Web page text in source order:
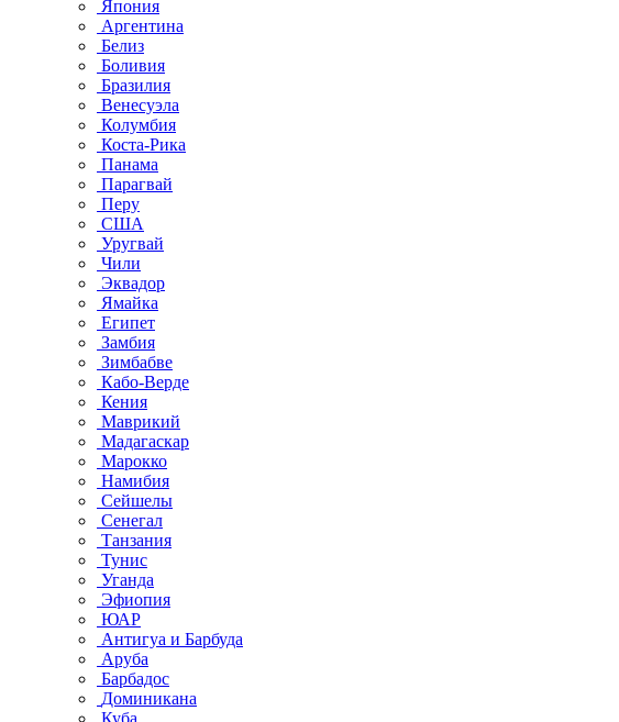
Япония
Аргентина
Белиз
Боливия
Бразилия
Венесуэла
Колумбия
Коста-Рика
Панама
Парагвай
Перу
США
Уругвай
Чили
Эквадор
Ямайка
Египет
Замбия
Зимбабве
Кабо-Верде
Кения
Маврикий
Мадагаскар
Марокко
Намибия
Сейшелы
Сенегал
Танзания
Тунис
Уганда
Эфиопия
ЮАР
Антигуа и Барбуда
Аруба
Барбадос
Доминикана
Куба